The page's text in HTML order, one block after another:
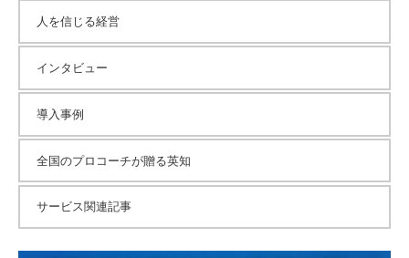
人を信じる経営
インタビュー
導入事例
全国のプロコーチが贈る英知
サービス関連記事